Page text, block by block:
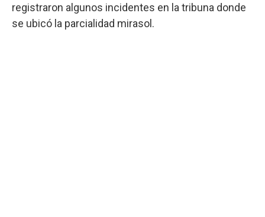
registraron algunos incidentes en la tribuna donde
se ubicó la parcialidad mirasol.